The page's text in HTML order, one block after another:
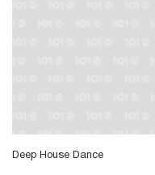
Deep House Dance